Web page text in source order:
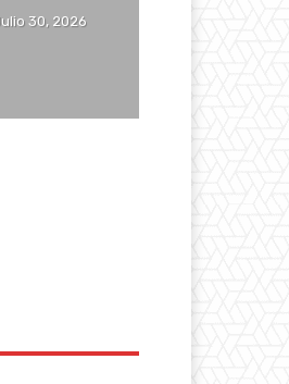
30, 2026